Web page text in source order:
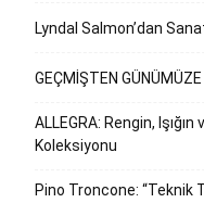
Lyndal Salmon’dan
GEÇMİŞTEN
ALLEGRA: Rengin,
Koleksiyonu
Pino Troncone: “Teknik